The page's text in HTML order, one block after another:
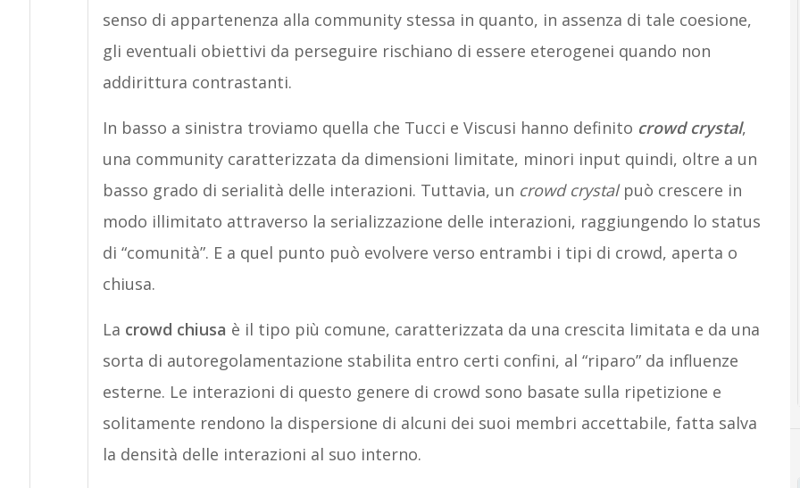
senso di appartenenza alla community stessa in quanto, in assenza di tale coesione,
gli eventuali obiettivi da perseguire rischiano di essere eterogenei quando non
addirittura contrastanti.
In basso a sinistra troviamo quella che Tucci e Viscusi hanno definito crowd crystal,
una community caratterizzata da dimensioni limitate, minori input quindi, oltre a un
basso grado di serialità delle interazioni. Tuttavia, un crowd crystalpuò crescere in
modo illimitato attraverso la serializzazione delle interazioni, raggiungendo lo status
di “comunità”. E a quel punto può evolvere verso entrambi i tipi di crowd, aperta o
chiusa.
La crowd chiusa è il tipo più comune, caratterizzata da una crescita limitata e da una
sorta di autoregolamentazione stabilita entro certi confini, al “riparo” da influenze
esterne. Le interazioni di questo genere di crowd sono basate sulla ripetizione e
solitamente rendono la dispersione di alcuni dei suoi membri accettabile, fatta salva
la densità delle interazioni al suo interno.